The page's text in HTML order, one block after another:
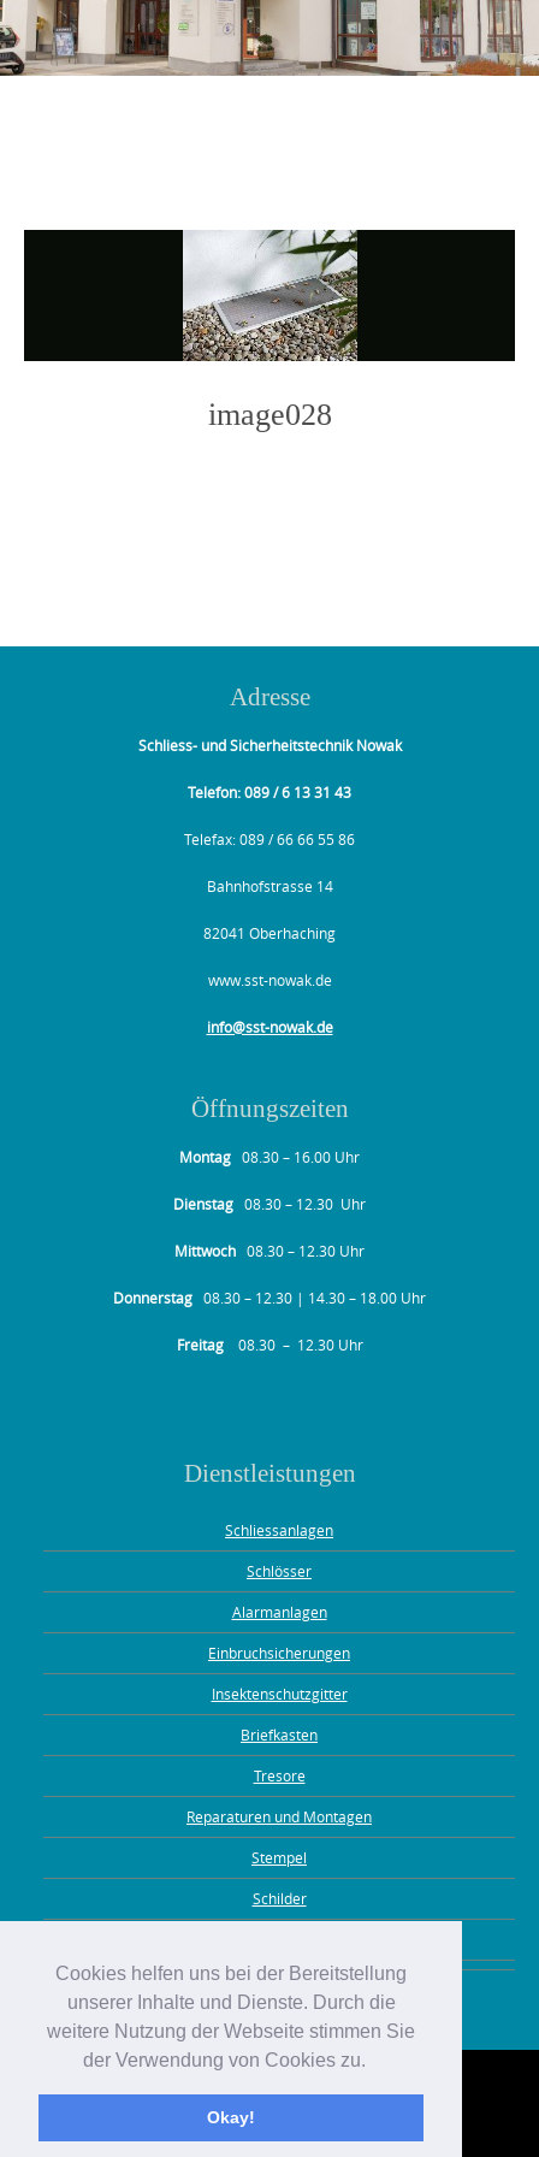
Cookies helfen uns bei der Bereitstellung
unserer Inhalte und Dienste. Durch die
weitere Nutzung der Webseite stimmen Sie
der Verwendung von Cookies zu.
Okay!
image028
Adresse
Schliess- und Sicherheitstechnik Nowak
Telefon: 089 / 6 13 31 43
Telefax: 089 / 66 66 55 86
Bahnhofstrasse 14
82041 Oberhaching
www.sst-nowak.de
info@sst-nowak.de
Öffnungszeiten
Montag 08.30 – 16.00 Uhr
Dienstag 08.30 – 12.30 Uhr
Mittwoch 08.30 – 12.30 Uhr
Donnerstag 08.30 – 12.30 | 14.30 – 18.00 Uhr
Freitag08.30 – 12.30 Uhr
Dienstleistungen
Schliessanlagen
Schlösser
Alarmanlagen
Einbruchsicherungen
Insektenschutzgitter
Briefkasten
Tresore
Reparaturen und Montagen
Stempel
Schilder
IMPRESSUM DATENSCHUTZ